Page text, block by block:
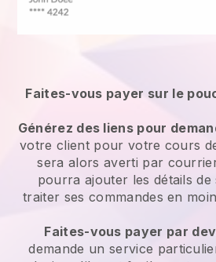
Faites-vous payer sur le
Générez des liens pour
votre client pour votre cours
sera alors averti par
pourra ajouter les détails de
traiter ses commandes en
Faites-vous payer par
demande un service